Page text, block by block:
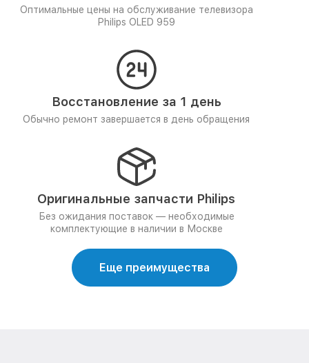
Оптимальные цены на обслуживание телевизора
Philips OLED 959
Восстановление за 1 день
Обычно ремонт завершается в день обращения
Оригинальные запчасти Philips
Без ожидания поставок — необходимые
комплектующие в наличии в Москве
Еще преимущества